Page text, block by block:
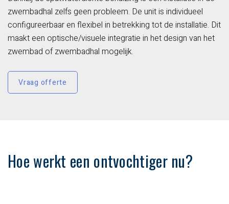
zwembadhal zelfs geen probleem. De unit is individueel
configureerbaar en flexibel in betrekking tot de installatie. Dit
maakt een optische/visuele integratie in het design van het
zwembad of zwembadhal mogelijk.
Vraag offerte
Hoe werkt een ontvochtiger nu?